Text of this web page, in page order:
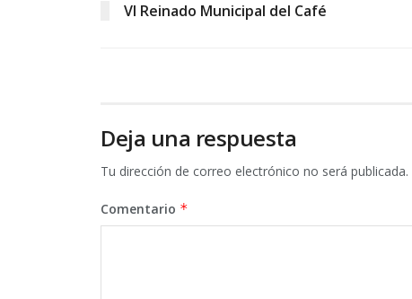
VI Reinado Municipal del Café
Deja una respuesta
Tu dirección de correo electrónico no será publicada.
Comentario *